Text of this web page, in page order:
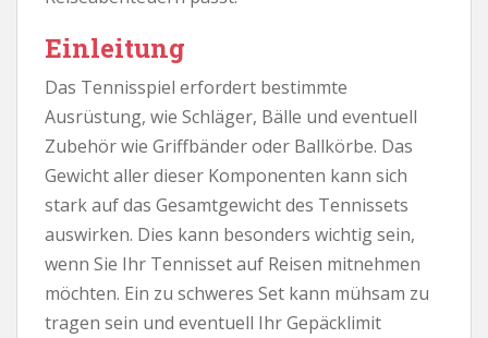
Einleitung
Das Tennisspiel erfordert bestimmte
Ausrüstung, wie Schläger, Bälle und eventuell
Zubehör wie Griffbänder oder Ballkörbe. Das
Gewicht aller dieser Komponenten kann sich
stark auf das Gesamtgewicht des Tennissets
auswirken. Dies kann besonders wichtig sein,
wenn Sie Ihr Tennisset auf Reisen mitnehmen
möchten. Ein zu schweres Set kann mühsam zu
tragen sein und eventuell Ihr Gepäcklimit